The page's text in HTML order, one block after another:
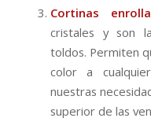
Cortinas
cristales y son
toldos. Permiten
color a
nuestras
superior de las